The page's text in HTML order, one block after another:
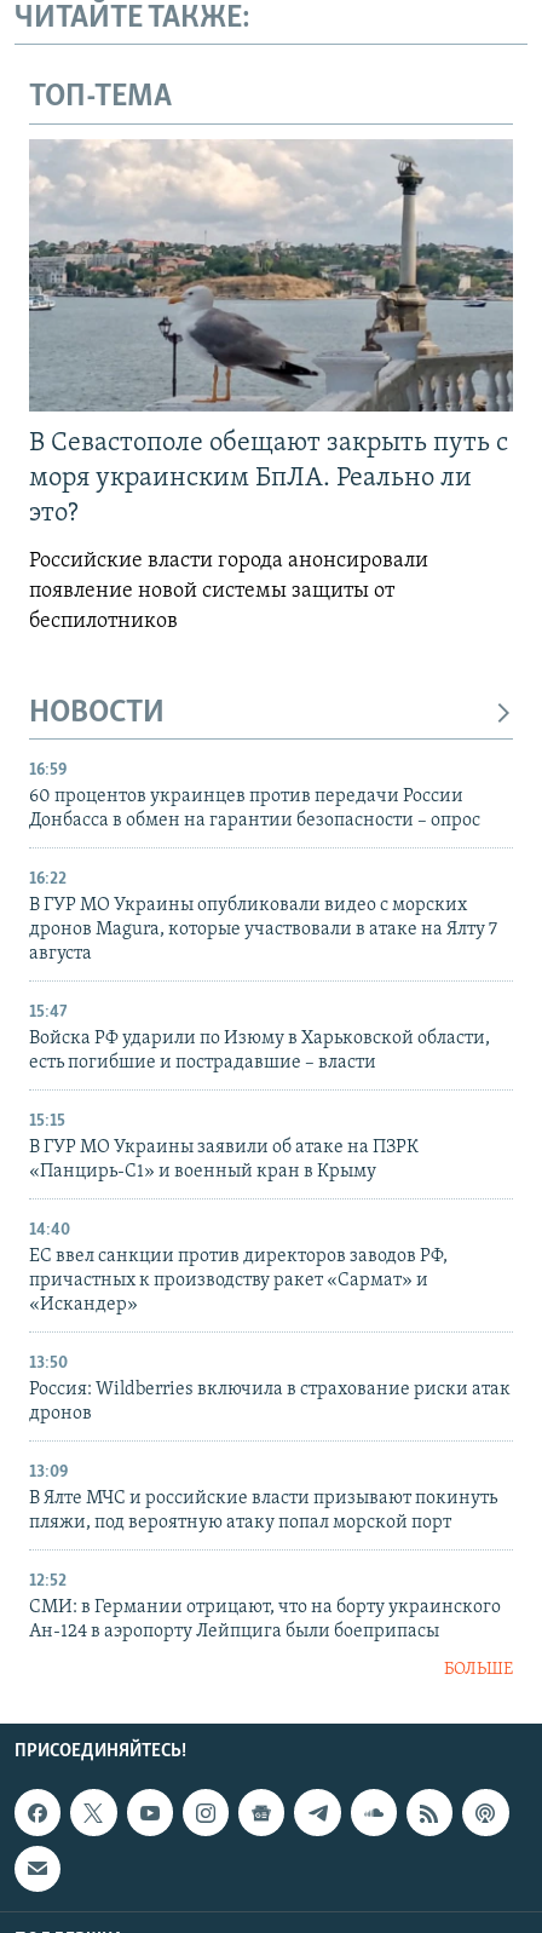
ЧИТАЙТЕ ТАКЖЕ:
ТОП-ТЕМА
В Севастополе обещают закрыть путь с
моря украинским БпЛА. Реально ли
это?
Российские власти города анонсировали
появление новой системы защиты от
беспилотников
НОВОСТИ
16:59
60 процентов украинцев против передачи России
Донбасса в обмен на гарантии безопасности – опрос
16:22
В ГУР МО Украины опубликовали видео с морских
дронов Magura, которые участвовали в атаке на Ялту 7
августа
15:47
Войска РФ ударили по Изюму в Харьковской области,
есть погибшие и пострадавшие – власти
15:15
В ГУР МО Украины заявили об атаке на ПЗРК
«Панцирь-С1» и военный кран в Крыму
14:40
ЕС ввел санкции против директоров заводов РФ,
причастных к производству ракет «Сармат» и
«Искандер»
13:50
Россия: Wildberries включила в страхование риски атак
дронов
13:09
В Ялте МЧС и российские власти призывают покинуть
пляжи, под вероятную атаку попал морской порт
12:52
СМИ: в Германии отрицают, что на борту украинского
Ан-124 в аэропорту Лейпцига были боеприпасы
БОЛЬШЕ
ПРИСОЕДИНЯЙТЕСЬ!